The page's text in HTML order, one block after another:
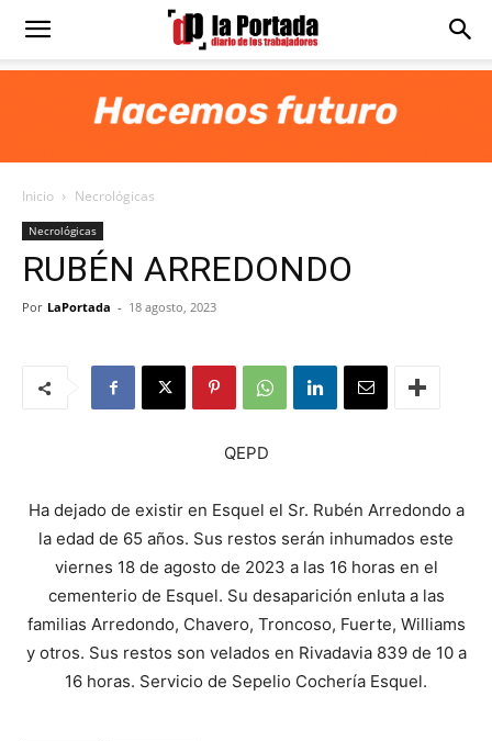
Diario
Portada
Inicio Necrológicas
Necrológicas
RUBÉN ARREDONDO
Por LaPortada - 18 agosto, 2023
QEPD
Ha dejado de existir en Esquel el Sr. Rubén Arredondo a
la edad de 65 años. Sus restos serán inhumados este
viernes 18 de agosto de 2023 a las 16 horas en el
cementerio de Esquel. Su desaparición enluta a las
familias Arredondo, Chavero, Troncoso, Fuerte, Williams
y otros. Sus restos son velados en Rivadavia 839 de 10 a
16 horas. Servicio de Sepelio Cochería Esquel.